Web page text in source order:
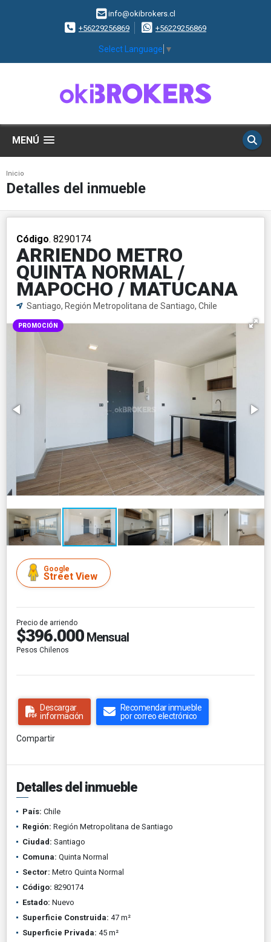
info@okibrokers.cl
+56229256869
+56229256869
Select Language ▼
MENÚ
Inicio
Detalles del inmueble
Código. 8290174
ARRIENDO METRO
QUINTA NORMAL /
MAPOCHO / MATUCANA
Santiago, Región Metropolitana de Santiago, Chile
PROMOCIÓN
Google
Street View
Precio de arriendo
$396.000 Mensual
Pesos Chilenos
Descargar
información
Recomendar inmueble
por correo electrónico
Compartir
Detalles del inmueble
País: Chile
Región: Región Metropolitana de Santiago
Ciudad: Santiago
Comuna: Quinta Normal
Sector: Metro Quinta Normal
Código: 8290174
Estado: Nuevo
Superficie Construida: 47 m²
Superficie Privada: 45 m²